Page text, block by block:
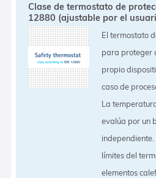
Clase de termostato de
12880 (ajustable por el
El termostato
para proteger
propio
caso de
La
evalúa por un
límites del
elementos